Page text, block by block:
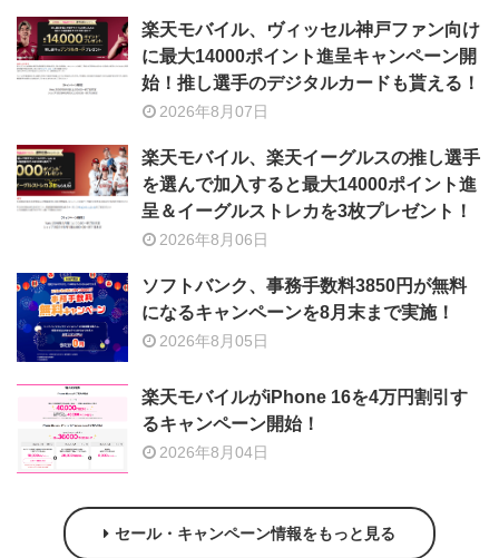
楽天モバイル、ヴィッセル神戸ファン向け
に最大14000ポイント進呈キャンペーン開
始！推し選手のデジタルカードも貰える！
2026年8月07日
楽天モバイル、楽天イーグルスの推し選手
を選んで加入すると最大14000ポイント進
呈＆イーグルストレカを3枚プレゼント！
2026年8月06日
ソフトバンク、事務手数料3850円が無料
になるキャンペーンを8月末まで実施！
2026年8月05日
楽天モバイルがiPhone 16を4万円割引す
るキャンペーン開始！
2026年8月04日
セール・キャンペーン情報をもっと見る